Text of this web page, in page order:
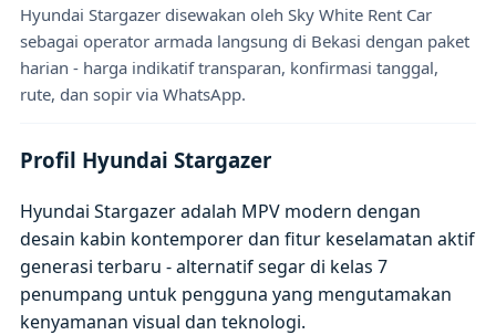
Hyundai Stargazer disewakan oleh Sky White Rent Car
sebagai operator armada langsung di Bekasi dengan paket
harian - harga indikatif transparan, konfirmasi tanggal,
rute, dan sopir via WhatsApp.
Profil Hyundai Stargazer
Hyundai Stargazer adalah MPV modern dengan
desain kabin kontemporer dan fitur keselamatan aktif
generasi terbaru - alternatif segar di kelas 7
penumpang untuk pengguna yang mengutamakan
kenyamanan visual dan teknologi.